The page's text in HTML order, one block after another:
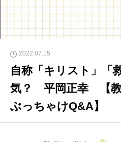
2022.07.15
自称「キリスト」「
気？ 平岡正幸 【教
ぶっちゃけQ&A】